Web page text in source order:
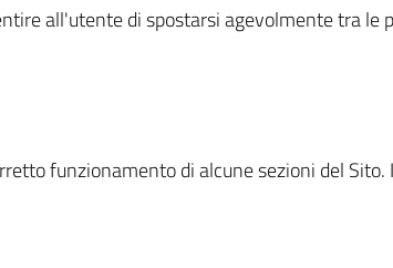
all'utente di spostarsi agevolmente tra le
funzionamento di alcune sezioni del